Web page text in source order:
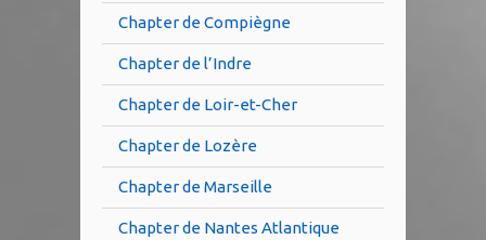
Chapter de Compiègne
Chapter de l’Indre
Chapter de Loir-et-Cher
Chapter de Lozère
Chapter de Marseille
Chapter de Nantes Atlantique